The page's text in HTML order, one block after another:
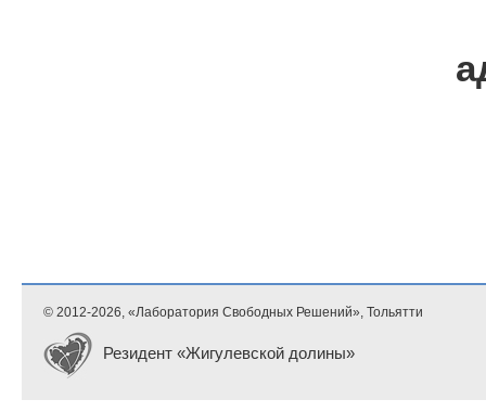
© 2012-2026, «Лаборатория Свободных Решений», Тольятти
Резидент «Жигулевской долины»